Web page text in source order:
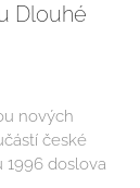
Dlouhé
nových
české
doslova